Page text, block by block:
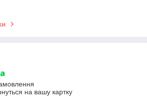
на вашу картку